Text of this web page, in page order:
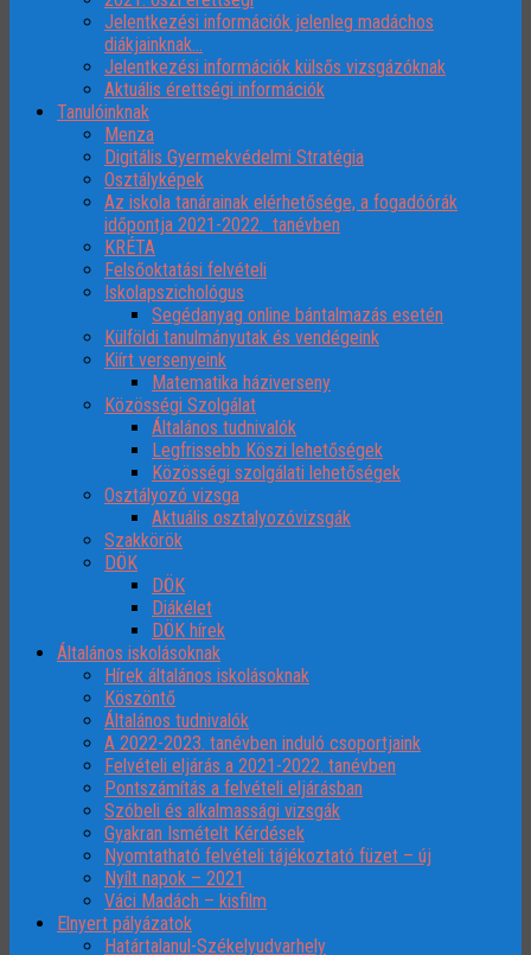
Jelentkezési információk jelenleg madáchos
diákjainknak…
Jelentkezési információk külsős vizsgázóknak
Aktuális érettségi információk
Tanulóinknak
Menza
Digitális Gyermekvédelmi Stratégia
Osztályképek
Az iskola tanárainak elérhetősége, a fogadóórák
időpontja 2021-2022. tanévben
KRÉTA
Felsőoktatási felvételi
Iskolapszichológus
Segédanyag online bántalmazás esetén
Külföldi tanulmányutak és vendégeink
Kiírt versenyeink
Matematika háziverseny
Közösségi Szolgálat
Általános tudnivalók
Legfrissebb Köszi lehetőségek
Közösségi szolgálati lehetőségek
Osztályozó vizsga
Aktuális osztalyozóvizsgák
Szakkörök
DÖK
DÖK
Diákélet
DÖK hírek
Általános iskolásoknak
Hírek általános iskolásoknak
Köszöntő
Általános tudnivalók
A 2022-2023. tanévben induló csoportjaink
Felvételi eljárás a 2021-2022. tanévben
Pontszámítás a felvételi eljárásban
Szóbeli és alkalmassági vizsgák
Gyakran Ismételt Kérdések
Nyomtatható felvételi tájékoztató füzet – új
Nyílt napok – 2021
Váci Madách – kisfilm
Elnyert pályázatok
Határtalanul-Székelyudvarhely